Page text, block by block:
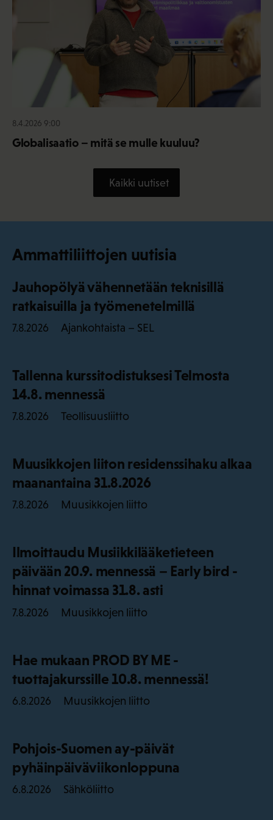
8.4.2026 9:00
Globalisaatio – mitä se mulle kuuluu?
Kaikki uutiset
Ammattiliittojen uutisia
Jauhopölyä vähennetään teknisillä
ratkaisuilla ja työmenetelmillä
7.8.2026 Ajankohtaista – SEL
Tallenna kurssitodistuksesi Telmosta
14.8. mennessä
7.8.2026 Teollisuusliitto
Muusikkojen liiton residenssihaku alkaa
maanantaina 31.8.2026
7.8.2026 Muusikkojen liitto
Ilmoittaudu Musiikkilääketieteen
päivään 20.9. mennessä – Early bird -
hinnat voimassa 31.8. asti
7.8.2026 Muusikkojen liitto
Hae mukaan PROD BY ME -
tuottajakurssille 10.8. mennessä!
6.8.2026 Muusikkojen liitto
Pohjois-Suomen ay-päivät
pyhäinpäiväviikonloppuna
6.8.2026 Sähköliitto